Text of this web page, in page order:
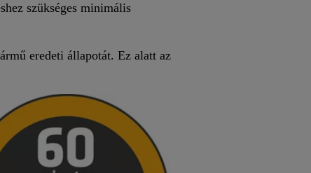
szükséges minimális
eredeti állapotát. Ez alatt az